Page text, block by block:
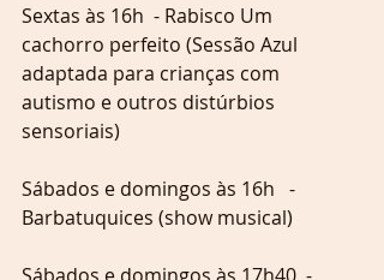
Sextas às 16h  - Rabisco Um
cachorro perfeito (Sessão Azul
adaptada para crianças com
autismo e outros distúrbios
sensoriais)
Sábados e domingos às 16h   -
Barbatuquices (show musical)